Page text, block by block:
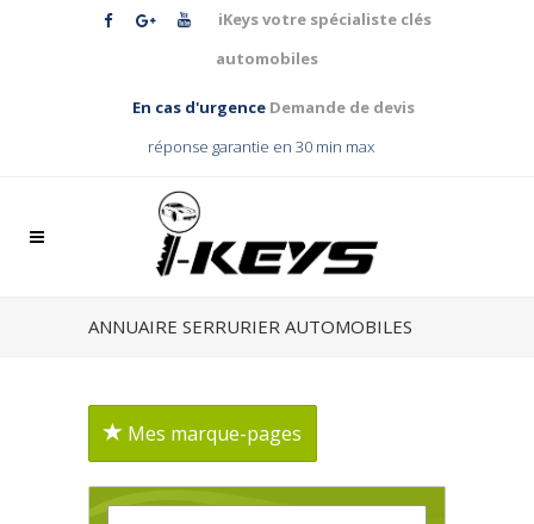
iKeys votre spécialiste clés
automobiles
En cas d'urgence Demande de devis
réponse garantie en 30 min max
ANNUAIRE SERRURIER AUTOMOBILES
Mes marque-pages